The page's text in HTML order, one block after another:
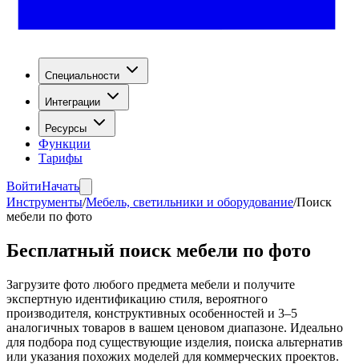
Специальности
Интеграции
Ресурсы
Функции
Тарифы
ВойтиНачать
Инструменты/Мебель, светильники и оборудование/Поиск
мебели по фото
Бесплатный поиск мебели по фото
Загрузите фото любого предмета мебели и получите
экспертную идентификацию стиля, вероятного
производителя, конструктивных особенностей и 3–5
аналогичных товаров в вашем ценовом диапазоне. Идеально
для подбора под существующие изделия, поиска альтернатив
или указания похожих моделей для коммерческих проектов.